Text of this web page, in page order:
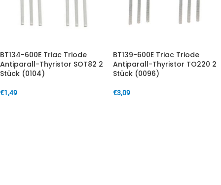
BT134-600E Triac Triode
Antiparall-Thyristor SOT82 2
Stück (0104)
€1,49
BT139-600E Triac Triode
Antiparall-Thyristor TO220 2
Stück (0096)
€3,09